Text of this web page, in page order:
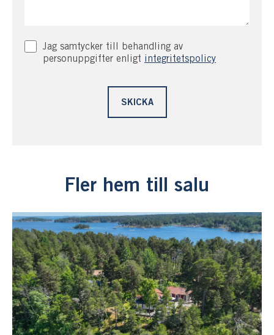
Jag samtycker till behandling av
personuppgifter enligt integritetspolicy
Fler hem till salu